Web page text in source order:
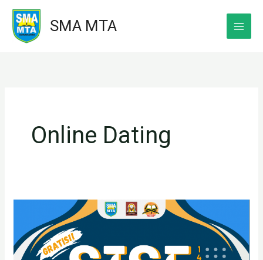
Skip
content
SMA MTA
Online Dating
SMAMTASKA’S
ISLAMIC
AND
SCIENCE